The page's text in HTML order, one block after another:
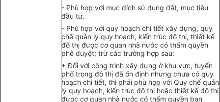
- Phù hợp với mục đích sử dụng đất, mục tiêu
đầu tư.
- Phù hợp với quy hoạch chi tiết xây dựng, quy
chế quản lý quy hoạch, kiến trúc đô thị, thiết kế
đô thị được cơ quan nhà nước có thẩm quyền
phê duyệt; trừ các trường hợp sau:
+ Đối với công trình xây dựng ở khu vực, tuyến
phố trong đô thị đã ổn định nhưng chưa có quy
hoạch chi tiết, thì phải phù hợp với Quy chế quản
lý quy hoạch, kiến trúc đô thị hoặc thiết kế đô thị
được cơ quan nhà nước có thẩm quyền ban